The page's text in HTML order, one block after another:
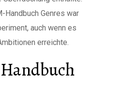
Handbuch Genres war
auch wenn es
erreichte.